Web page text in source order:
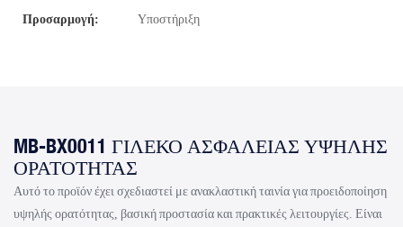
Προσαρμογή: Υποστήριξη
MB-BX0011 ΓΙΛΈΚΟ ΑΣΦΑΛΕΊΑΣ ΥΨΗΛΉΣ
ΟΡΑΤΌΤΗΤΑΣ
Αυτό το προϊόν έχει σχεδιαστεί με ανακλαστική ταινία για προειδοποίηση
υψηλής ορατότητας, βασική προστασία και πρακτικές λειτουργίες. Είναι